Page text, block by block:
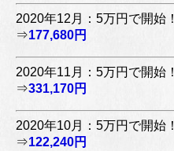
2020年12月：5万円で開始！
⇒177,680円
2020年11月：5万円で開始！
⇒331,170円
2020年10月：5万円で開始！
⇒122,240円